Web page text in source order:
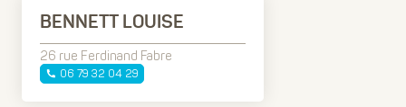
BENNETT LOUISE
26 rue Ferdinand Fabre
06 79 32 04 29